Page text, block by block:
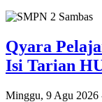
Qyara
Isi Tarian
Minggu, 9 Agu 2026